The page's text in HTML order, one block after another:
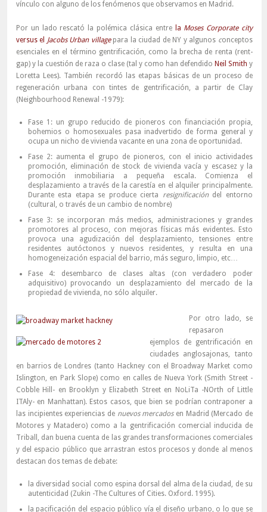
vínculo con alguno de los fenómenos que observamos en Madrid.
Por un lado rescató la polémica clásica entre la Moses Corporate city
versus el Jacobs Urban villagepara la ciudad de NY y algunos conceptos
esenciales en el término gentrificación, como la brecha de renta (rent-
gap) y la cuestión de raza o clase (tal y como han defendido Neil Smith y
Loretta Lees). También recordó las etapas básicas de un proceso de
regeneración urbana con tintes de gentrificación, a partir de Clay
(Neighbourhood Renewal -1979):
Fase 1: un grupo reducido de pioneros con financiación propia,
bohemios o homosexuales pasa inadvertido de forma general y
ocupa un nicho de vivienda vacante en una zona de oportunidad.
Fase 2: aumenta el grupo de pioneros, con el inicio actividades
promoción, eliminación de stock de vivienda vacía y escasez y la
promoción inmobiliaria a pequeña escala. Comienza el
desplazamiento a través de la carestía en el alquiler principalmente.
Durante esta etapa se produce cierta resignificacióndel entorno
(cultural, o través de un cambio de nombre)
Fase 3: se incorporan más medios, administraciones y grandes
promotores al proceso, con mejoras físicas más evidentes. Esto
provoca una agudización del desplazamiento, tensiones entre
residentes autóctonos y nuevos residentes, y resulta en una
homogeneización espacial del barrio, más seguro, limpio, etc…
Fase 4: desembarco de clases altas (con verdadero poder
adquisitivo) provocando un desplazamiento del mercado de la
propiedad de vivienda, no sólo alquiler.
Por otro lado, se
repasaron
ejemplos de gentrificación en
ciudades anglosajonas, tanto
en barrios de Londres (tanto Hackney con el Broadway Market como
Islington, en Park Slope) como en calles de Nueva York (Smith Street -
Cobble Hill- en Brooklyn y Elizabeth Street en NoLiTa -NOrth of Little
ITAly- en Manhattan). Estos casos, que bien se podrían contraponer a
las incipientes experiencias de nuevos mercadosen Madrid (Mercado de
Motores y Matadero) como a la gentrificación comercial inducida de
Triball, dan buena cuenta de las grandes transformaciones comerciales
y del espacio público que arrastran estos procesos y donde al menos
destacan dos temas de debate:
la diversidad social como espina dorsal del alma de la ciudad, de su
autenticidad (Zukin -The Cultures of Cities. Oxford. 1995).
la pacificación del espacio público vía el diseño urbano, o lo que se